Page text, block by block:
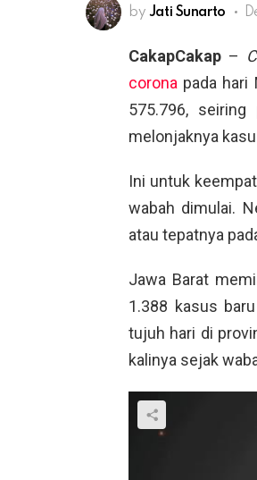
by Jati Sunarto
CakapCakap –
corona pada hari
575.796,
melonjaknya
Ini untuk
wabah dimulai.
atau tepatnya
Jawa Barat
1.388 kasus
tujuh hari di
kalinya sejak